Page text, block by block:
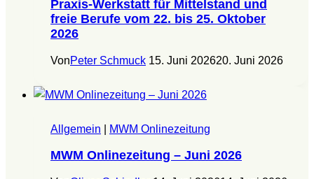
Praxis-Werkstatt für Mittelstand und
freie Berufe vom 22. bis 25. Oktober
2026
VonPeter Schmuck 15. Juni 202620. Juni 2026
Allgemein MWM Onlinezeitung
MWM Onlinezeitung – Juni 2026